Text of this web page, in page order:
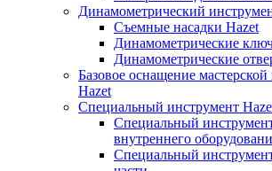
Динамометрический
Съемные насадки Hazet
Динамометрические
Динамометрические
Базовое оснащение
Hazet
Специальный инструмент
Специальный
внутреннего
Специальный